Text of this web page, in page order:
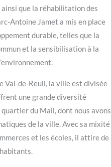
que la réhabilitation des
Antoine Jamet a mis en place
durable, telles que la
et la sensibilisation à la
Val-de-Reuil, la ville est divisée
une grande diversité
du Mail, dont nous avons
de la ville. Avec sa mixité
et les écoles, il attire de